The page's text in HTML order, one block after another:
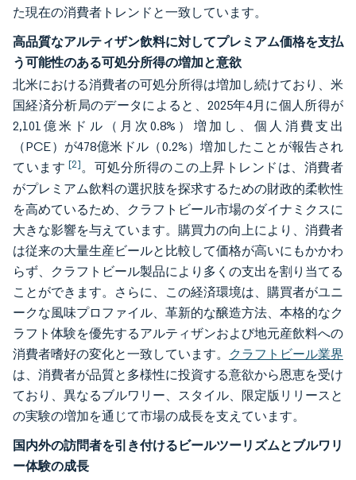
た現在の消費者トレンドと一致しています。
高品質なアルティザン飲料に対してプレミアム価格を支払
う可能性のある可処分所得の増加と意欲
北米における消費者の可処分所得は増加し続けており、米
国経済分析局のデータによると、2025年4月に個人所得が
2,101億米ドル（月次0.8%）増加し、個人消費支出
（PCE）が478億米ドル（0.2%）増加したことが報告され
ています [2]。可処分所得のこの上昇トレンドは、消費者
がプレミアム飲料の選択肢を探求するための財政的柔軟性
を高めているため、クラフトビール市場のダイナミクスに
大きな影響を与えています。購買力の向上により、消費者
は従来の大量生産ビールと比較して価格が高いにもかかわ
らず、クラフトビール製品により多くの支出を割り当てる
ことができます。さらに、この経済環境は、購買者がユニ
ークな風味プロファイル、革新的な醸造方法、本格的なク
ラフト体験を優先するアルティザンおよび地元産飲料への
消費者嗜好の変化と一致しています。
クラフトビール業界
は、消費者が品質と多様性に投資する意欲から恩恵を受け
ており、異なるブルワリー、スタイル、限定版リリースと
の実験の増加を通じて市場の成長を支えています。
国内外の訪問者を引き付けるビールツーリズムとブルワリ
ー体験の成長